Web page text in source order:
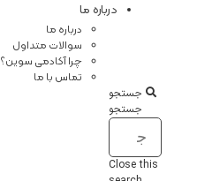
درباره ما
درباره ما
سوالات متداول
چرا آکادمی سوین؟
تماس با ما
جستجو
جستجو
Close this